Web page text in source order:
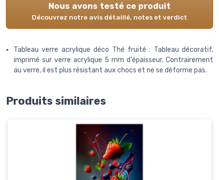
Nous avons testé ce produit
Découvrez notre avis détaillé, notes et verdict
Tableau verre acrylique déco Thé fruité : Tableau décoratif,
imprimé sur verre acrylique 5 mm d'épaisseur, Contrairement
au verre, il est plus résistant aux chocs et ne se déforme pas.
Produits similaires